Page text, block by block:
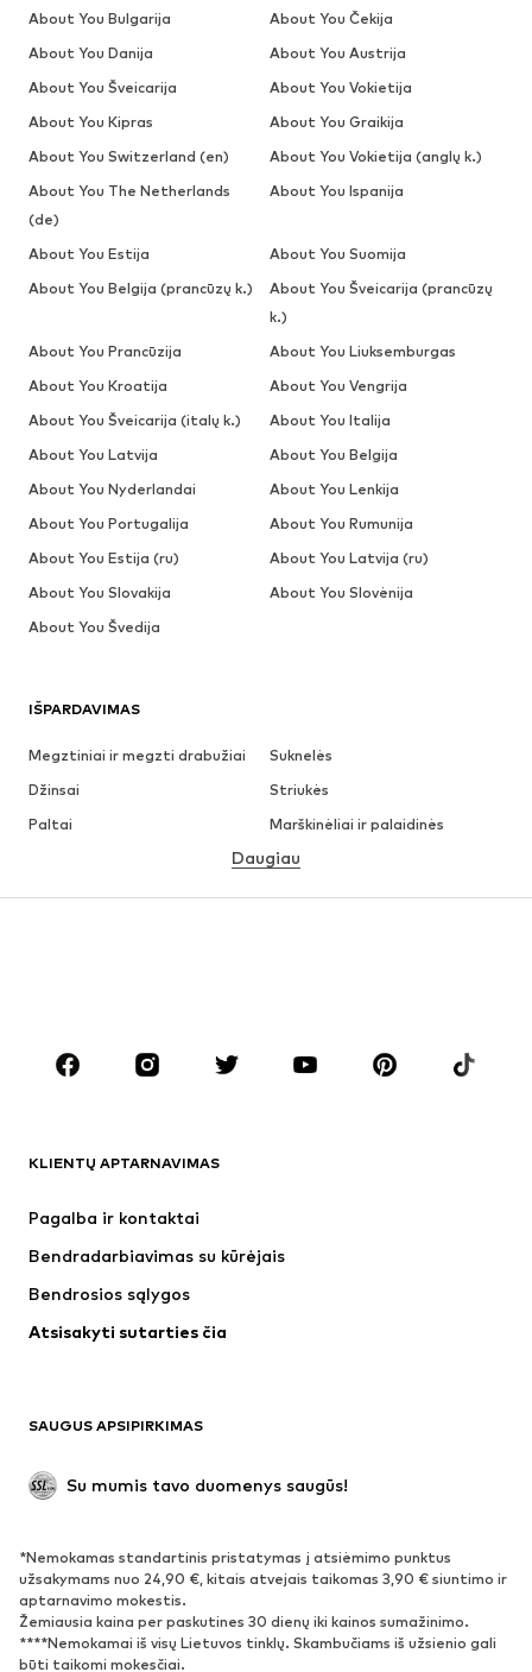
IŠPARDAVIMAS
Megztiniai ir megzti drabužiai
Suknelės
Džinsai
Striukės
Paltai
Marškinėliai ir palaidinės
Apatiniai
Sijonai
Palaidinės ir tunikos
Aksesuarai
Premium
Naujienos
Apatiniai
Paltai
Proginiai
Išskirtiniai
BATAI
Naujienos
Sportbačiai
Aulinukai
Daugiau
KLIENTŲ APTARNAVIMAS
Pagalba ir kontaktai
Bendradarbiavimas su kūrėjais
Bendrosios sąlygos
Atsisakyti sutarties čia
SAUGUS APSIPIRKIMAS
Su mumis tavo duomenys saugūs!
*Nemokamas standartinis pristatymas į atsiėmimo punktus
užsakymams nuo 24,90 €, kitais atvejais taikomas 3,90 € siuntimo ir
aptarnavimo mokestis.
Žemiausia kaina per paskutines 30 dienų iki kainos sumažinimo.
****Nemokamai iš visų Lietuvos tinklų. Skambučiams iš užsienio gali
būti taikomi mokesčiai.
About You Bulgarija
About You Čekija
About You Danija
About You Austrija
About You Šveicarija
About You Vokietija
About You Kipras
About You Graikija
About You Switzerland (en)
About You Vokietija (anglų k.)
About You The Netherlands
(de)
About You Ispanija
About You Estija
About You Suomija
About You Belgija (prancūzų k.)
About You Šveicarija (prancūzų
k.)
About You Prancūzija
About You Liuksemburgas
About You Kroatija
About You Vengrija
About You Šveicarija (italų k.)
About You Italija
About You Latvija
About You Belgija
About You Nyderlandai
About You Lenkija
About You Portugalija
About You Rumunija
About You Estija (ru)
About You Latvija (ru)
About You Slovakija
About You Slovėnija
About You Švedija